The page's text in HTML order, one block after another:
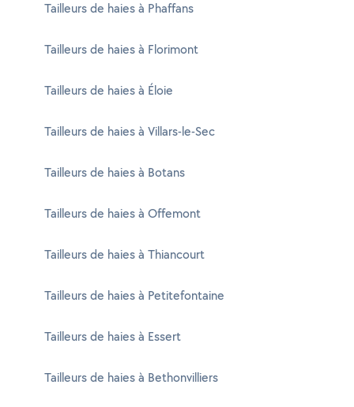
Tailleurs de haies à Phaffans
Tailleurs de haies à Florimont
Tailleurs de haies à Éloie
Tailleurs de haies à Villars-le-Sec
Tailleurs de haies à Botans
Tailleurs de haies à Offemont
Tailleurs de haies à Thiancourt
Tailleurs de haies à Petitefontaine
Tailleurs de haies à Essert
Tailleurs de haies à Bethonvilliers